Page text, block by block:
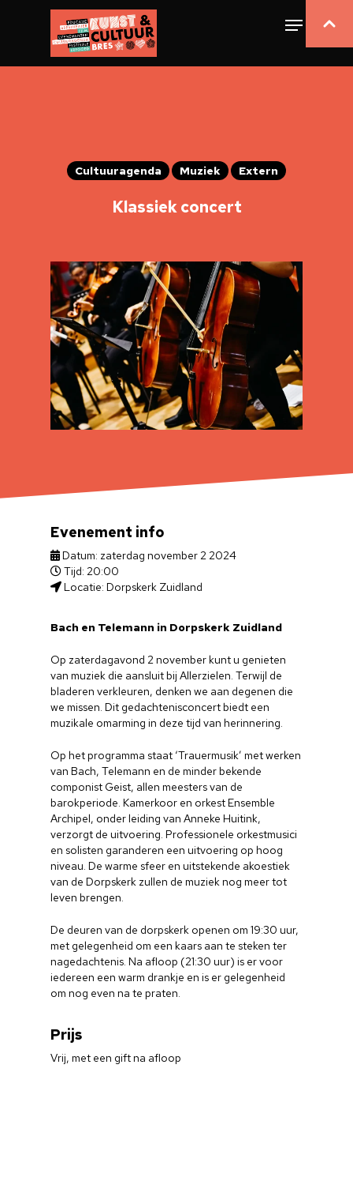
Cultuuragenda Muziek Extern
Klassiek concert
Bach en Telemann in Dorpskerk Zuidland
Op zaterdagavond 2 november kunt u genieten
van muziek die aansluit bij Allerzielen. Terwijl de
bladeren verkleuren, denken we aan degenen die
we missen. Dit gedachtenisconcert biedt een
muzikale omarming in deze tijd van herinnering.
Op het programma staat ‘Trauermusik’ met werken
van Bach, Telemann en de minder bekende
componist Geist, allen meesters van de
barokperiode. Kamerkoor en orkest Ensemble
Archipel, onder leiding van Anneke Huitink,
verzorgt de uitvoering. Professionele orkestmusici
en solisten garanderen een uitvoering op hoog
niveau. De warme sfeer en uitstekende akoestiek
van de Dorpskerk zullen de muziek nog meer tot
leven brengen.
De deuren van de dorpskerk openen om 19:30 uur,
met gelegenheid om een kaars aan te steken ter
nagedachtenis. Na afloop (21:30 uur) is er voor
iedereen een warm drankje en is er gelegenheid
om nog even na te praten.
Prijs
Vrij, met een gift na afloop
Evenement info
Datum: zaterdag november 2 2024
Tijd: 20:00
Locatie: Dorpskerk Zuidland